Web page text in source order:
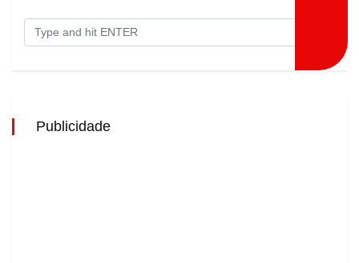
Publicidade